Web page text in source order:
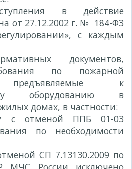
в действие
от 27.12.2002 г. № 184-ФЗ
с каждым
документов,
по пожарной
предъявляемые к
оборудованию в
домах, в частности:
с отменой ППБ 01-03
по необходимости
СП 7.13130.2009 по